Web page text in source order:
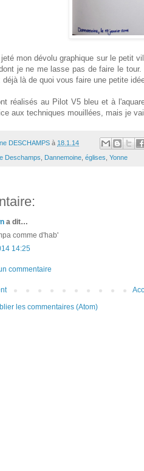
mon dévolu graphique sur le petit
je ne me lasse pas de faire le
là de quoi vous faire une petite
réalisés au Pilot V5 bleu et à
aux techniques mouillées, mais je
DESCHAMPS à 18.1.14
Deschamps Dannemoine églises Yonne
a dit…
comme d'hab'
14:25
commentaire
les commentaires (Atom)